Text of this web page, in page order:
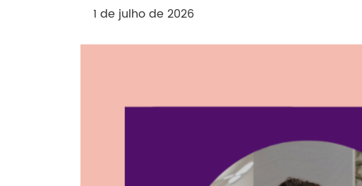
1 de julho de 2026